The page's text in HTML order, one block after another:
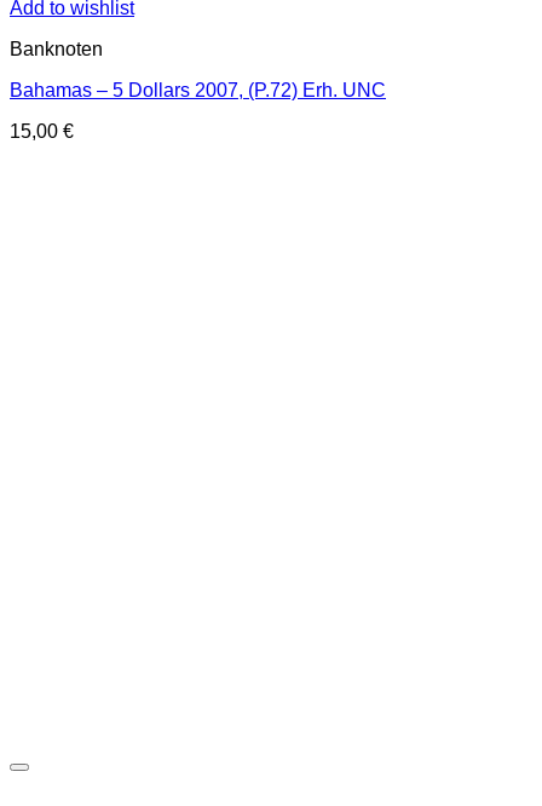
Add to wishlist
Banknoten
Bahamas – 5 Dollars 2007, (P.72) Erh. UNC
15,00 €